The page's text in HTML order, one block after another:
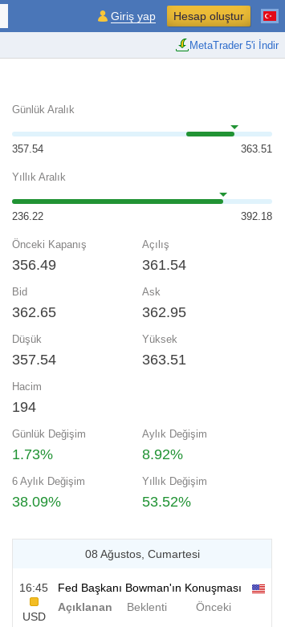
MetaTrader 5'i İndir
Giriş yap Hesap oluştur
Günlük Aralık
357.54 363.51
Yıllık Aralık
236.22 392.18
Önceki Kapanış
356.49
Açılış
361.54
Bid
362.65
Ask
362.95
Düşük
357.54
Yüksek
363.51
Hacim
194
Günlük Değişim
1.73%
Aylık Değişim
8.92%
6 Aylık Değişim
38.09%
Yıllık Değişim
53.52%
08 Ağustos, Cumartesi
16:45
USD
Fed Başkanı Bowman'ın Konuşması
Açıklanan
Beklenti Önceki